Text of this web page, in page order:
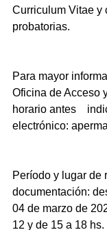
Curriculum Vitae y
probatorias.
Para mayor
Oficina de Acceso
horario antes
electrónico:
Período y lugar de
documentación:
04 de marzo de
12 y de 15 a 18